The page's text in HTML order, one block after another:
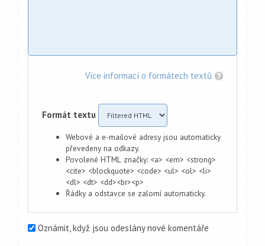
Více informací o formátech textů
Formát textu
Webové a e-mailové adresy jsou automaticky
převedeny na odkazy.
Povolené HTML značky: <a> <em> <strong>
<cite> <blockquote> <code> <ul> <ol> <li>
<dl> <dt> <dd><br><p>
Řádky a odstavce se zalomí automaticky.
Oznámit, když jsou odeslány nové komentáře